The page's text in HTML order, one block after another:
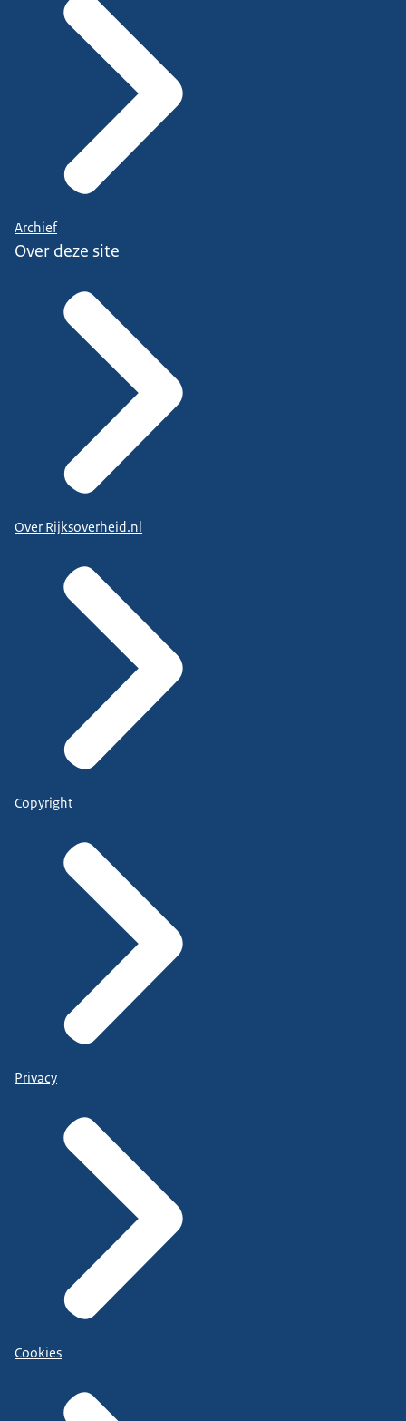
Archief
Over deze site
Over Rijksoverheid.nl
Copyright
Privacy
Cookies